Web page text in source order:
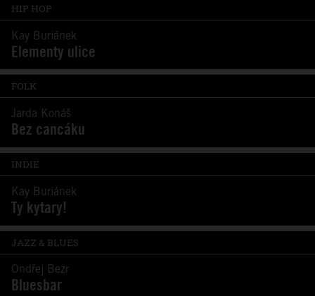
HIP HOP
Kay Buriánek
Elementy ulice
FOLK
Jarda Konáš
Bez cancáku
INDIE
Kay Buriánek
Ty kytary!
JAZZ & BLUES
Ondřej Bezr
Bluesbar